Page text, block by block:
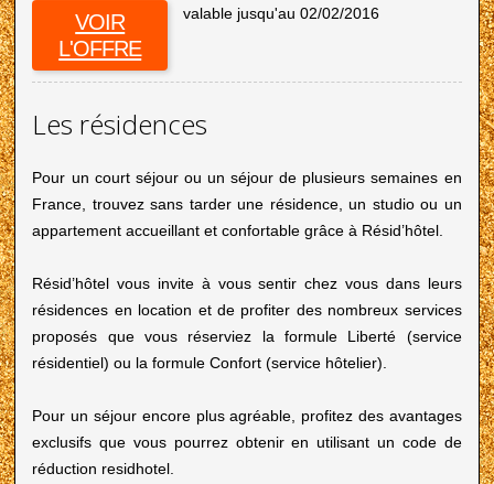
VOIR
L'OFFRE
valable jusqu'au 02/02/2016
Les résidences
Pour un court séjour ou un séjour de plusieurs semaines en
France, trouvez sans tarder une résidence, un studio ou un
appartement accueillant et confortable grâce à Résid’hôtel.
Résid’hôtel vous invite à vous sentir chez vous dans leurs
résidences en location et de profiter des nombreux services
proposés que vous réserviez la formule Liberté (service
résidentiel) ou la formule Confort (service hôtelier).
Pour un séjour encore plus agréable, profitez des avantages
exclusifs que vous pourrez obtenir en utilisant un code de
réduction residhotel.